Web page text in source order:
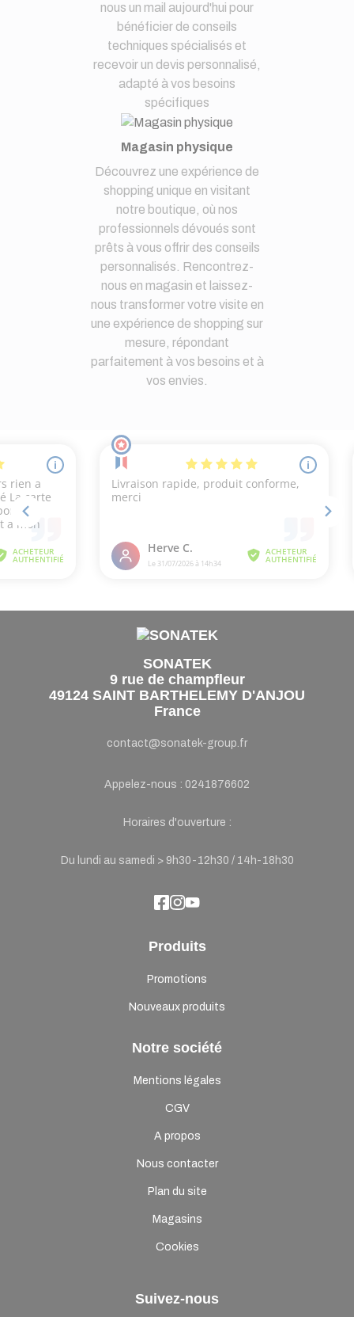
nous un mail aujourd'hui pour
bénéficier de conseils
techniques spécialisés et
recevoir un devis personnalisé,
adapté à vos besoins
spécifiques
Magasin physique
Découvrez une expérience de
shopping unique en visitant
notre boutique, où nos
professionnels dévoués sont
prêts à vous offrir des conseils
personnalisés. Rencontrez-
nous en magasin et laissez-
nous transformer votre visite en
une expérience de shopping sur
mesure, répondant
parfaitement à vos besoins et à
vos envies.
SONATEK
9 rue de champfleur
49124 SAINT BARTHELEMY D'ANJOU
France
contact@sonatek-group.fr
Appelez-nous : 0241876602
Horaires d'ouverture :
Du lundi au samedi > 9h30-12h30 / 14h-18h30
Produits
Promotions
Nouveaux produits
Notre société
Mentions légales
CGV
A propos
Nous contacter
Plan du site
Magasins
Cookies
Suivez-nous